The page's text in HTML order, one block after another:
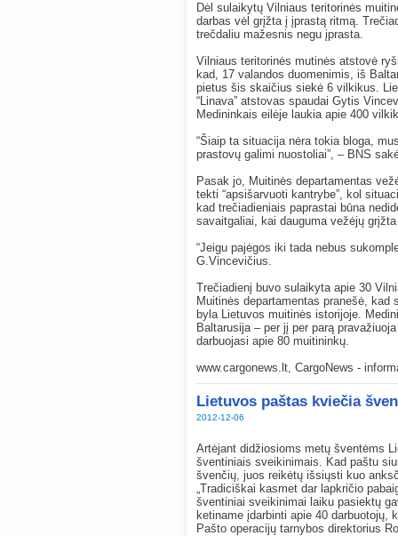
Dėl sulaikytų Vilniaus teritorinės
darbas vėl grįžta į įprastą ritmą.
trečdaliu mažesnis negu įprasta.
Vilniaus teritorinės mutinės atstovė
kad, 17 valandos duomenimis, iš
pietus šis skaičius siekė 6 vilkikus.
“Linava” atstovas spaudai Gytis
Medininkais eilėje laukia apie 400
“Šiaip ta situacija nėra tokia bloga,
prastovų galimi nuostoliai”, – BNS
Pasak jo, Muitinės departamentas
tekti “apsišarvuoti kantrybe”, kol
kad trečiadieniais paprastai būna
savaitgaliai, kai dauguma vežėjų
“Jeigu pajėgos iki tada nebus
G.Vincevičius.
Trečiadienį buvo sulaikyta apie 30
Muitinės departamentas pranešė,
byla Lietuvos muitinės istorijoje.
Baltarusija – per jį per parą
darbuojasi apie 80 muitininkų.
www.cargonews.lt, CargoNews -
Lietuvos paštas kviečia
2012-12-06
Artėjant didžiosioms metų šventėms
šventiniais sveikinimais. Kad paštu
švenčių, juos reikėtų išsiųsti kuo
„Tradiciškai kasmet dar lapkričio
šventiniai sveikinimai laiku pasiektų
ketiname įdarbinti apie 40 darbuotojų,
Pašto operacijų tarnybos direktorius